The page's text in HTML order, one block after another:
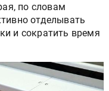
по словам
отделывать
и сократить время